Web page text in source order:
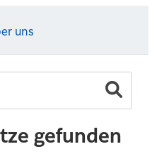
uns
gefunden